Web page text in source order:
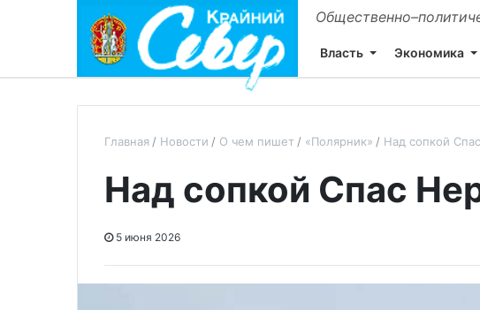
Власть Экономика
Главная Новости О чем пишет «Полярник» Над сопкой
Над сопкой Спас
5 июня 2026